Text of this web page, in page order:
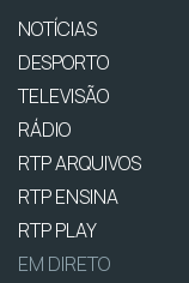
NOTÍCIAS
DESPORTO
TELEVISÃO
RÁDIO
RTP ARQUIVOS
RTP ENSINA
RTP PLAY
EM DIRETO